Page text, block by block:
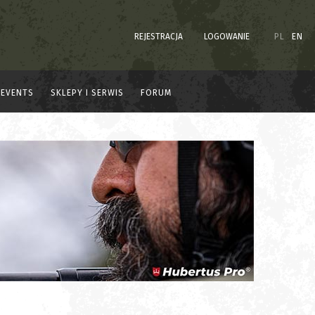
REJESTRACJA LOGOWANIE PL EN
EVENTS SKLEPY I SERWIS FORUM